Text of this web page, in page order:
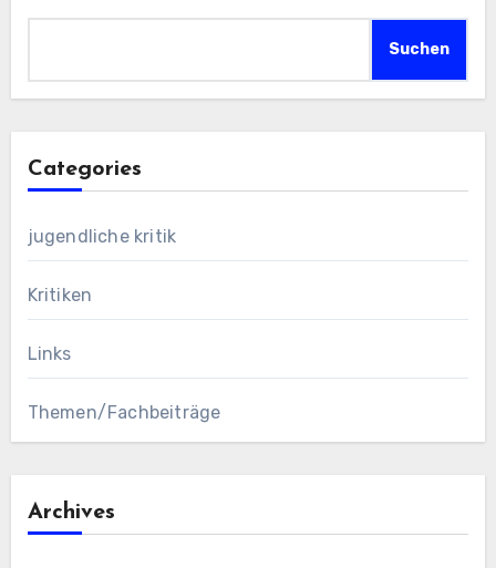
Suchen
Categories
jugendliche kritik
Kritiken
Links
Themen/Fachbeiträge
Archives